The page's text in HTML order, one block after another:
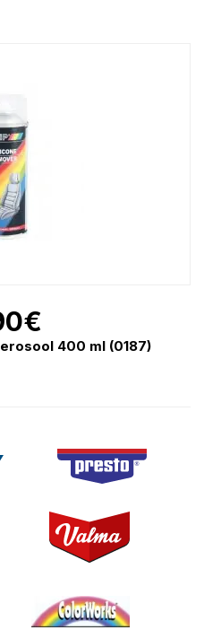
€
400 ml (0187)